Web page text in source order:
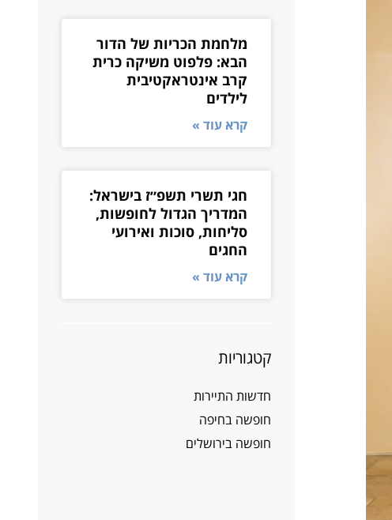
מלחמת הכריות של הדור
הבא: פלפוט משיקה כרית
קרב אינטראקטיבית
לילדים
קרא עוד »
חגי תשרי תשפ״ז בישראל:
המדריך הגדול לחופשות,
סליחות, סוכות ואירועי
החגים
קרא עוד »
קטגוריות
חדשות התיירות
חופשה בחיפה
חופשה בירושלים